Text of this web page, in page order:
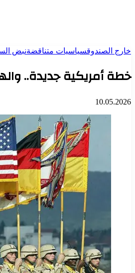
خارج الصندوقسياسيات متناقضةنبض
خطة أمريكية جديدة..
10.05.2026